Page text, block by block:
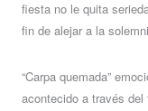
fiesta no le quita
fin de alejar a la
“Carpa quemada”
acontecido a través